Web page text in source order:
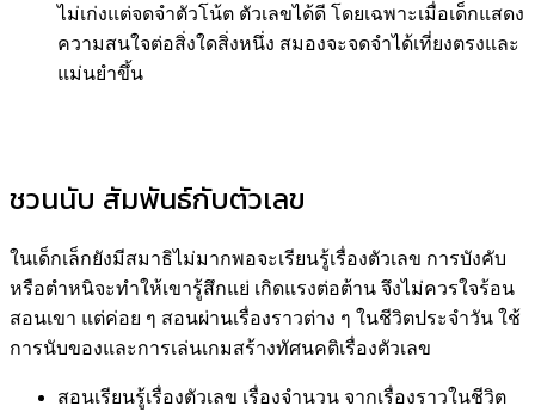
ไม่เก่งแต่จดจำตัวโน้ต ตัวเลขได้ดี โดยเฉพาะเมื่อเด็กแสดง
ความสนใจต่อสิ่งใดสิ่งหนึ่ง สมองจะจดจำได้เที่ยงตรงและ
แม่นยำขึ้น
ชวนนับ สัมพันธ์กับตัวเลข
ในเด็กเล็กยังมีสมาธิไม่มากพอจะเรียนรู้เรื่องตัวเลข การบังคับ
หรือตำหนิจะทำให้เขารู้สึกแย่ เกิดแรงต่อต้าน จึงไม่ควรใจร้อน
สอนเขา แต่ค่อย ๆ สอนผ่านเรื่องราวต่าง ๆ ในชีวิตประจำวัน ใช้
การนับของและการเล่นเกมสร้างทัศนคติเรื่องตัวเลข
สอนเรียนรู้เรื่องตัวเลข เรื่องจำนวน จากเรื่องราวในชีวิต